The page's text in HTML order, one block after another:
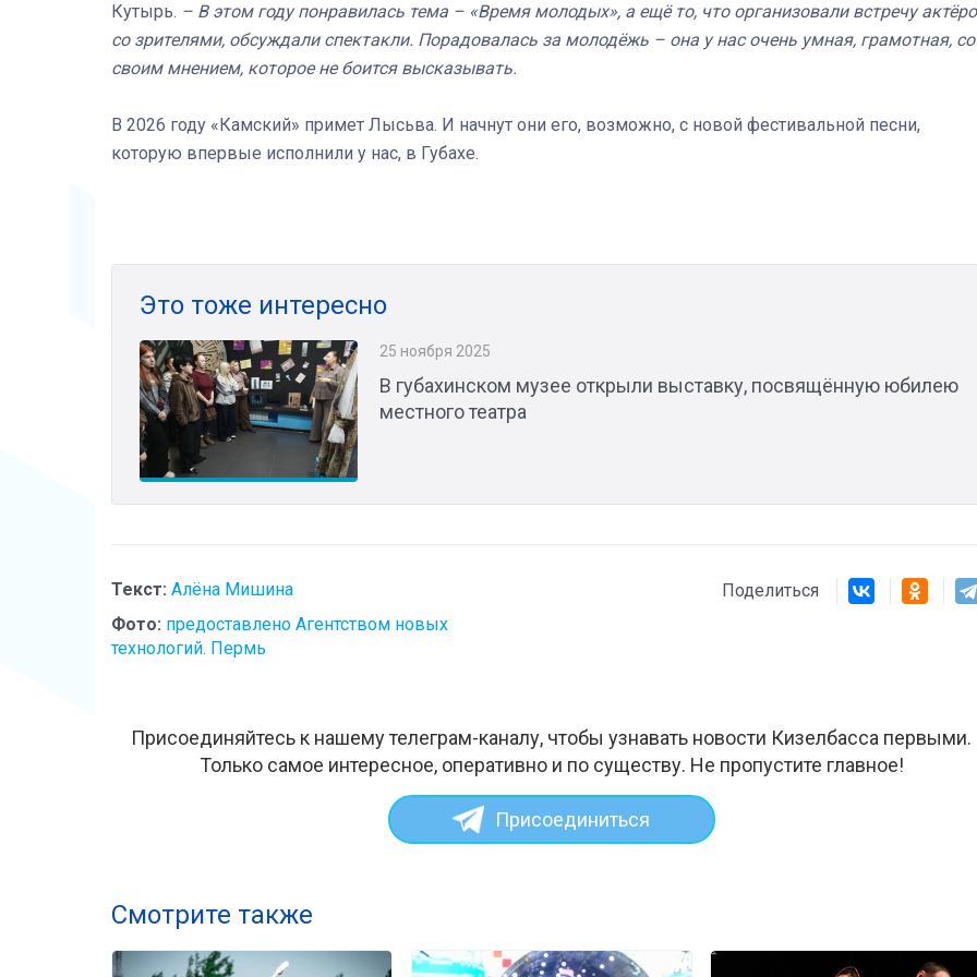
Кутырь. – В этом году понравилась тема – «Время молодых», а ещё то, что организовали встречу
со зрителями, обсуждали спектакли. Порадовалась за молодёжь – она у нас очень умная, грамотная, со
своим мнением, которое не боится высказывать.
В 2026 году «Камский» примет Лысьва. И начнут они его, возможно, с новой фестивальной песни,
которую впервые исполнили у нас, в Губахе.
Это тоже интересно
25 ноября 2025
В губахинском музее открыли выставку, посвящённую юбилею
местного театра
Текст: Алёна Мишина
Фото: предоставлено Агентством новых
технологий. Пермь
Поделиться
Присоединяйтесь к нашему телеграм-каналу, чтобы узнавать новости Кизелбасса первыми.
Только самое интересное, оперативно и по существу. Не пропустите главное!
Присоединиться
Смотрите также